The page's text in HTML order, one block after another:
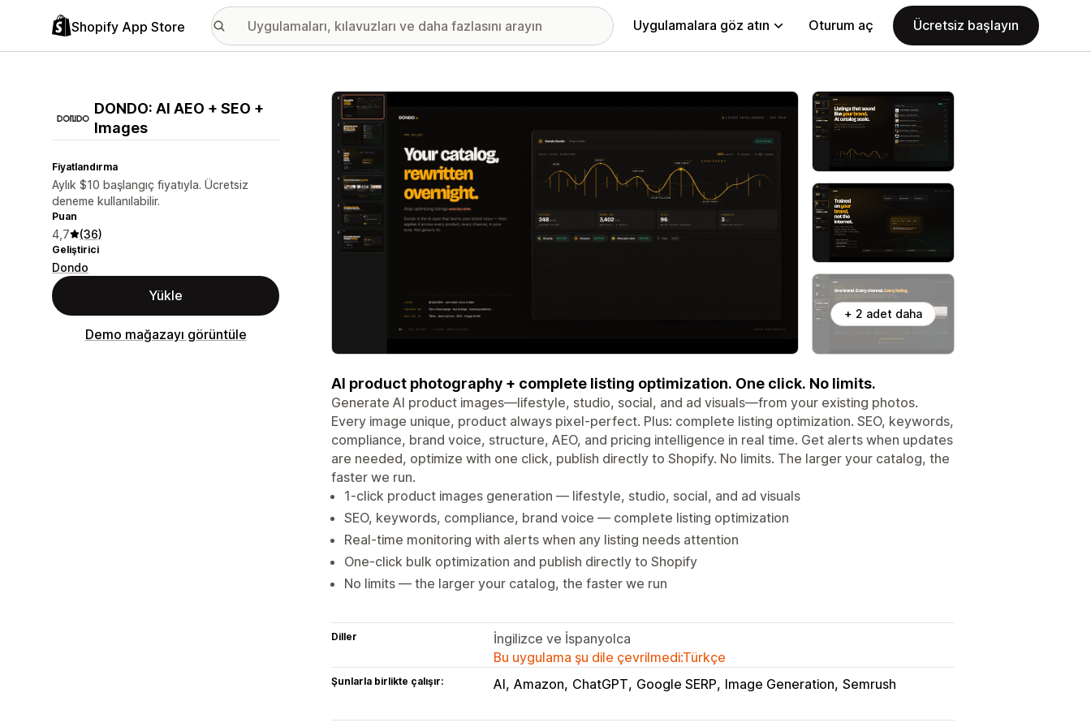
Shopify App Store Uygulamalara göz atın Oturum aç Ücretsiz başlayın
DONDO: AI AEO + SEO +
Images
Fiyatlandırma
Aylık $10 başlangıç fiyatıyla. Ücretsiz
deneme kullanılabilir.
Puan
4,7 (36)
Geliştirici
Dondo
Yükle
Demo mağazayı görüntüle
Öne çıkan görsel galerisi
+ 2 adet daha
AI product photography + complete listing optimization. One click. No limits.
Generate AI product images—lifestyle, studio, social, and ad visuals—from your existing photos.
Every image unique, product always pixel-perfect. Plus: complete listing optimization. SEO, keywords,
compliance, brand voice, structure, AEO, and pricing intelligence in real time. Get alerts when updates
are needed, optimize with one click, publish directly to Shopify. No limits. The larger your catalog, the
faster we run.
1-click product images generation — lifestyle, studio, social, and ad visuals
SEO, keywords, compliance, brand voice — complete listing optimization
Real-time monitoring with alerts when any listing needs attention
One-click bulk optimization and publish directly to Shopify
No limits — the larger your catalog, the faster we run
Diller
İngilizce ve İspanyolca
Bu uygulama şu dile çevrilmedi:Türkçe
Şunlarla birlikte çalışır: AI Amazon ChatGPT Google SERP Image Generation Semrush